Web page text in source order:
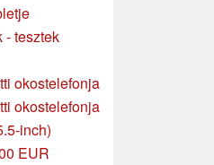
- tesztek
okostelefonja
okostelefonja
inch)
EUR